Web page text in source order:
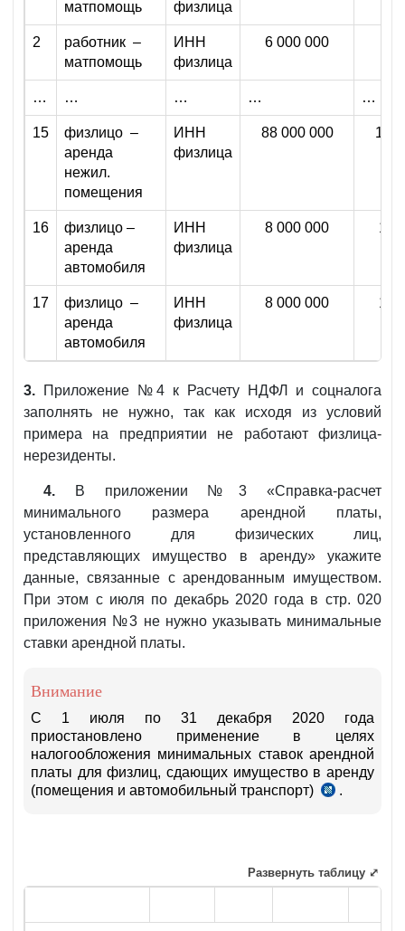
матпомощь
физлица
2
работник –
матпомощь
ИНН
физлица
6 000 000
… … … … …
15
физлицо –
аренда
нежил.
помещения
ИНН
физлица
88 000 000 11
16
физлицо –
аренда
автомобиля
ИНН
физлица
8 000 000 1
17
физлицо –
аренда
автомобиля
ИНН
физлица
8 000 000 1
3.
Приложение №4 к Расчету НДФЛ и соцналога
заполнять не нужно, так как исходя из условий
примера на предприятии не работают физлица-
нерезиденты.
4.
В приложении №3 «Справка-расчет
минимального размера арендной платы,
установленного для физических лиц,
представляющих имущество в аренду» укажите
данные, связанные с арендованным имуществом.
При этом с июля по декабрь 2020 года в стр. 020
приложения №3 не нужно указывать минимальные
ставки арендной платы.
Внимание
С 1 июля по 31 декабря 2020 года
приостановлено применение в целях
налогообложения минимальных ставок арендной
платы для физлиц, сдающих имущество в аренду
(помещения и автомобильный транспорт)
п.1
.
Развернуть таблицу ⤢